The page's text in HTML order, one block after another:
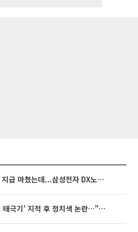
3445억 자사주 지급 마쳤는데...삼성전자 DX노조, 뒤늦은 '떼쓰기 집회'
김희철, '뒤집힌 태극기' 지적 후 정치색 논란…"좌우 떠나 우리나라 국기"